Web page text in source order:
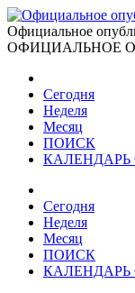
Официальное
ОФИЦИАЛЬНОЕ
Сегодня
Неделя
Месяц
ПОИСК
Сегодня
Неделя
Месяц
ПОИСК